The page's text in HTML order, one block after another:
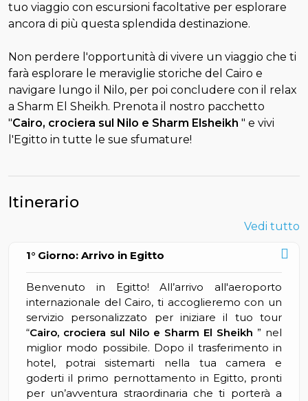
tuo viaggio con escursioni facoltative per esplorare
ancora di più questa splendida destinazione.
Non perdere l'opportunità di vivere un viaggio che ti
farà esplorare le meraviglie storiche del Cairo e
navigare lungo il Nilo, per poi concludere con il relax
a Sharm El Sheikh. Prenota il nostro pacchetto
"Cairo, crociera sul Nilo e Sharm Elsheikh " e vivi
l'Egitto in tutte le sue sfumature!
Itinerario
Vedi tutto
1° Giorno: Arrivo in Egitto
Benvenuto in Egitto! All’arrivo all'aeroporto
internazionale del Cairo, ti accoglieremo con un
servizio personalizzato per iniziare il tuo tour
“Cairo, crociera sul Nilo e Sharm El Sheikh ” nel
miglior modo possibile. Dopo il trasferimento in
hotel, potrai sistemarti nella tua camera e
goderti il primo pernottamento in Egitto, pronti
per un’avventura straordinaria che ti porterà a